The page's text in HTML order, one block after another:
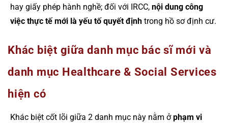
hay giấy phép hành nghề; đối với IRCC, nội dung công
việc thực tế mới là yếu tố quyết định trong hồ sơ định cư.
Khác biệt giữa danh mục bác sĩ mới và
danh mục Healthcare & Social Services
hiện có
Khác biệt cốt lõi giữa 2 danh mục này nằm ởphạm vi